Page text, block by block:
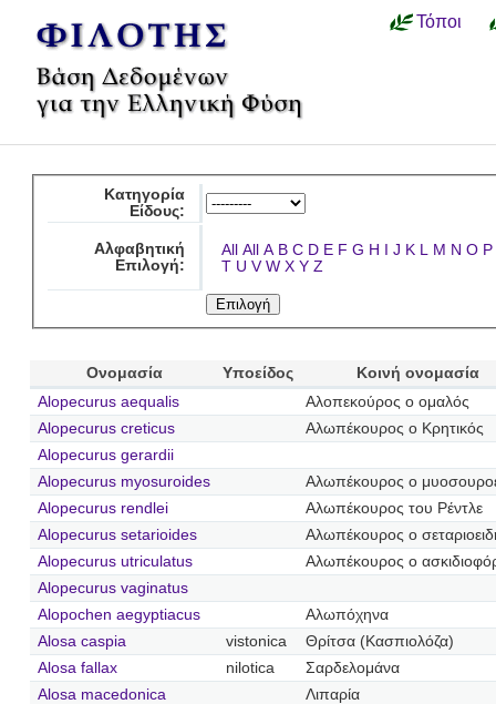
Τόποι
Κατηγορία
Είδους:
Αλφαβητική
Επιλογή:
All All A B C D E F G H I J K L M N O P
T U V W X Y Z
Ονομασία Υποείδος
Κοινή ονομασία
Alopecurus aequalis
Αλοπεκούρος ο ομαλός
Alopecurus creticus
Αλωπέκουρος ο Κρητικός
Alopecurus gerardii
Alopecurus myosuroides
Αλωπέκουρος ο
Alopecurus rendlei
Αλωπέκουρος του Ρέντλε
Alopecurus setarioides
Αλωπέκουρος ο
Alopecurus utriculatus
Αλωπέκουρος ο
Alopecurus vaginatus
Alopochen aegyptiacus
Αλωπόχηνα
Alosa caspia
vistonica
Θρίτσα (Κασπιολόζα)
Alosa fallax
nilotica
Σαρδελομάνα
Alosa macedonica
Λιπαρία